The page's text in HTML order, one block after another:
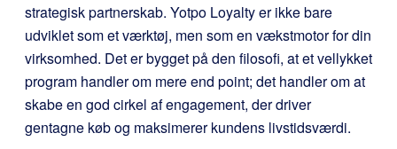
strategisk partnerskab. Yotpo Loyalty er ikke bare
udviklet som et værktøj, men som en vækstmotor for din
virksomhed. Det er bygget på den filosofi, at et vellykket
program handler om mere end point; det handler om at
skabe en god cirkel af engagement, der driver
gentagne køb og maksimerer kundens livstidsværdi.